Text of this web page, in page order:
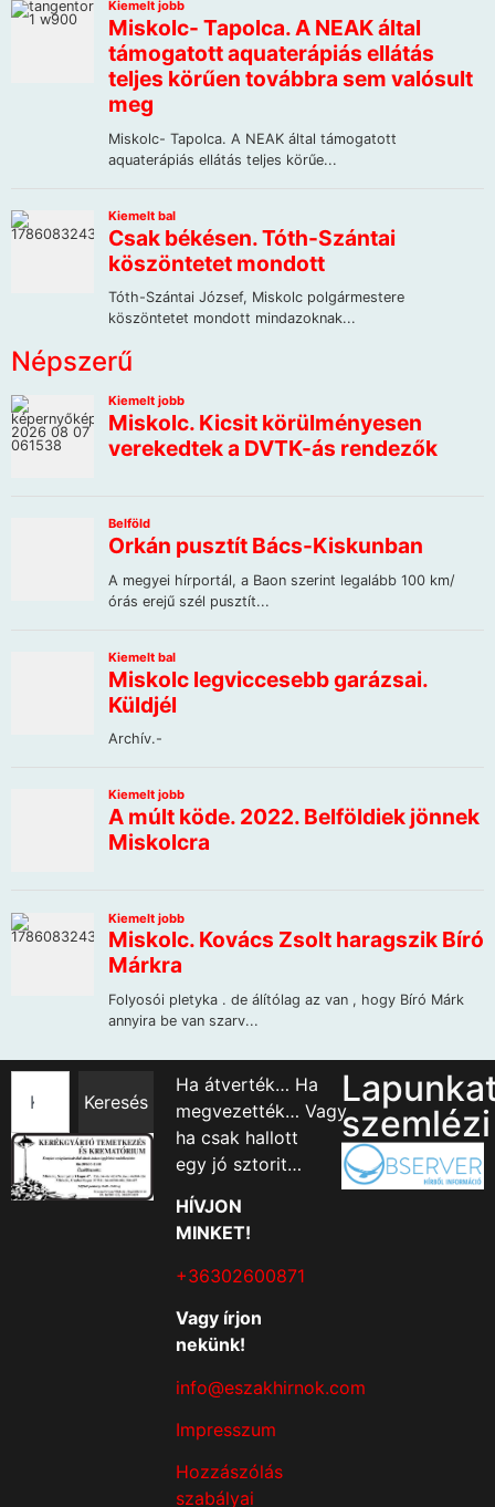
Népszerű
Keresés
Ha átverték… Ha
megvezették… Vagy
ha csak hallott
egy jó sztorit…
HÍVJON
MINKET!
+36302600871
Vagy írjon
nekünk!
info@eszakhirnok.com
Impresszum
Hozzászólás
szabályai
szemlézi